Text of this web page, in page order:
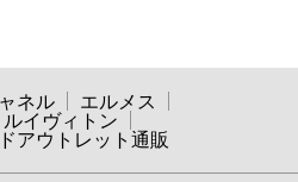
ネル
エルメス
ルイヴィトン
アウトレット通販